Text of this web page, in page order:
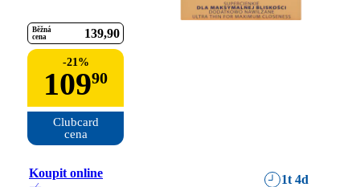
Běžná
cena
139 90
-21%
10990
Clubcard
cena
Koupit online 1t 4d